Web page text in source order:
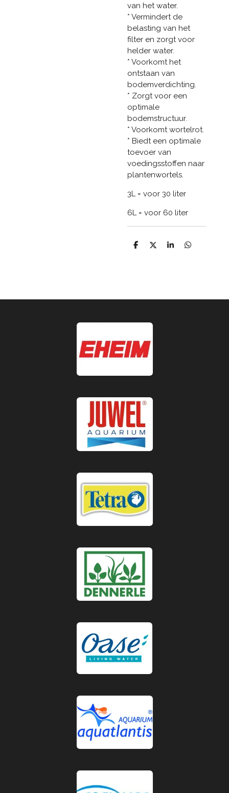
van het water.
* Vermindert de
belasting van het
filter en zorgt voor
helder water.
* Voorkomt het
ontstaan van
bodemverdichting.
* Zorgt voor een
optimale
bodemstructuur.
* Voorkomt wortelrot.
* Biedt een optimale
toevoer van
voedingsstoffen naar
plantenwortels.
3L = voor 30 liter
6L = voor 60 liter
D
D
S
D